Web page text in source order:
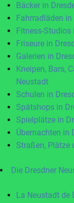
Bäcker in
Fahrradläden
Fitness-Studios
Friseure in
Galerien in
Kneipen, Bars,
Neustadt
Schulen in
Spätshops in
Spielplätze in
Übernachten in
Straßen, Plätze
Die Dresdner
La Neustadt de